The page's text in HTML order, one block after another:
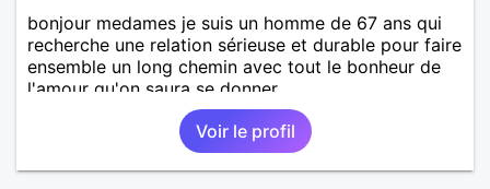
bonjour medames je suis un homme de 67 ans qui
recherche une relation sérieuse et durable pour faire
ensemble un long chemin avec tout le bonheur de
l'amour qu'on saura se donner.
Voir le profil